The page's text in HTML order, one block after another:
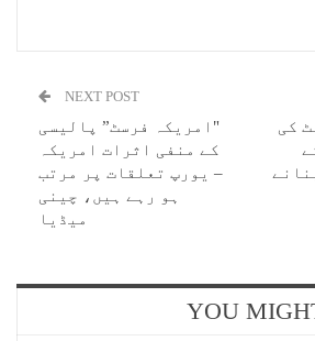
کی
NEXT POST
"امریکہ فرسٹ” پالیسی
کے منفی اثرات امریکہ
– یورپ تعلقات پر مرتب
ہو رہے ہیں، چینی
میڈیا
YOU